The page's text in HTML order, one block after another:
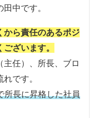
中です。
から責任のあるポジ
ざいます。
任）、所長、ブロ
です。
所長に昇格した社員